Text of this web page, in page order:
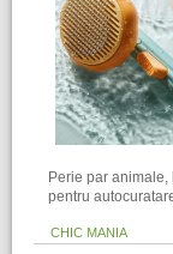
Perie par animale,
pentru
CHIC MANIA